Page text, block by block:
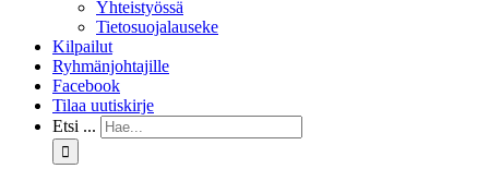
Yhteistyössä
Tietosuojalauseke
Kilpailut
Ryhmänjohtajille
Facebook
Tilaa uutiskirje
Etsi ...